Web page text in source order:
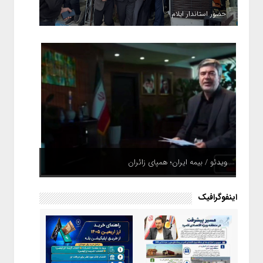
حضور استاندار ایلام
ویدئو / بیمه ایران؛ همپای زائران
اینفوگرافیک